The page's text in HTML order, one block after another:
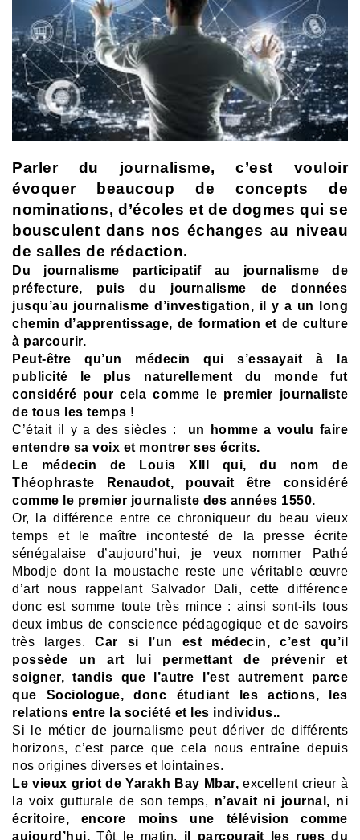
Parler du journalisme, c’est vouloir
évoquer beaucoup de concepts de
nominations, d’écoles et de dogmes qui se
bousculent dans nos échanges au niveau
de salles de rédaction.
Du journalisme participatif au journalisme de
préfecture, puis du journalisme de données
jusqu’au journalisme d’investigation, il y a un long
chemin d’apprentissage, de formation et de culture
à parcourir.
Peut-être qu’un médecin qui s’essayait à la
publicité le plus naturellement du monde fut
considéré pour cela comme le premier journaliste
de tous les temps !
C’était il y a des siècles : un homme a voulu faire
entendre sa voix et montrer ses écrits.
Le médecin de Louis XIII qui, du nom de
Théophraste Renaudot, pouvait être considéré
comme le premier journaliste des années 1550.
Or, la différence entre ce chroniqueur du beau vieux
temps et le maître incontesté de la presse écrite
sénégalaise d’aujourd’hui, je veux nommer Pathé
Mbodje dont la moustache reste une véritable œuvre
d’art nous rappelant Salvador Dali, cette différence
donc est somme toute très mince : ainsi sont-ils tous
deux imbus de conscience pédagogique et de savoirs
très larges.Car si l’un est médecin, c’est qu’il
possède un art lui permettant de prévenir et
soigner, tandis que l’autre l’est autrement parce
que Sociologue, donc étudiant les actions, les
relations entre la société et les individus..
Si le métier de journalisme peut dériver de différents
horizons, c’est parce que cela nous entraîne depuis
nos origines diverses et lointaines.
Le vieux griot de Yarakh Bay Mbar, excellent crieur à
la voix gutturale de son temps, n’avait ni journal, ni
écritoire, encore moins une télévision comme
aujourd’hui. Tôt le matin, il parcourait les rues du